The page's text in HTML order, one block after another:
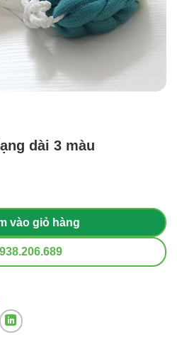
dài 3 màu
màu số lượng
vào giỏ hàng